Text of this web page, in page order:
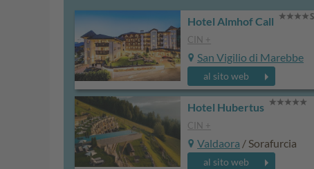
Hotel Almhof Call
CIN +
San Vigilio di Marebbe
al sito web
Hotel Hubertus
CIN +
Valdaora / Sorafurcia
al sito web